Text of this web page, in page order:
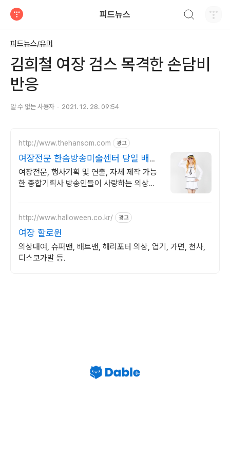
피드뉴스
피드뉴스/유머
김희철 여장 검스 목격한 손담비
반응
알 수 없는 사용자 2021. 12. 28. 09:54
http://www.thehansom.com 광고
여장전문 한솜방송미술센터 당일 배송
및 수령가능!
여장전문, 행사기획 및 연출, 자체 제작 가능
한 종합기획사 방송인들이 사랑하는 의상대
http://www.halloween.co.kr/ 광고
여장 할로윈
의상대여, 슈퍼맨, 배트맨, 해리포터 의상, 엽기, 가면, 천사,
디스코가발 등.